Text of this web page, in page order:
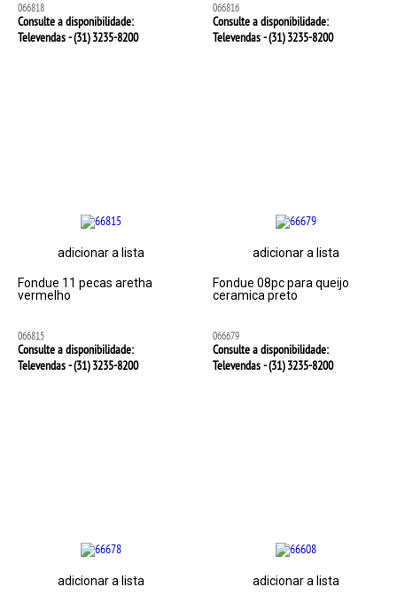
066818
Consulte a disponibilidade:
Televendas - (31)3235-8200
066816
Consulte a disponibilidade:
Televendas - (31)3235-8200
adicionar a lista
Fondue 11 pecas aretha
vermelho
066815
Consulte a disponibilidade:
Televendas - (31)3235-8200
adicionar a lista
Fondue 08pc para queijo
ceramica preto
066679
Consulte a disponibilidade:
Televendas - (31)3235-8200
adicionar a lista adicionar a lista